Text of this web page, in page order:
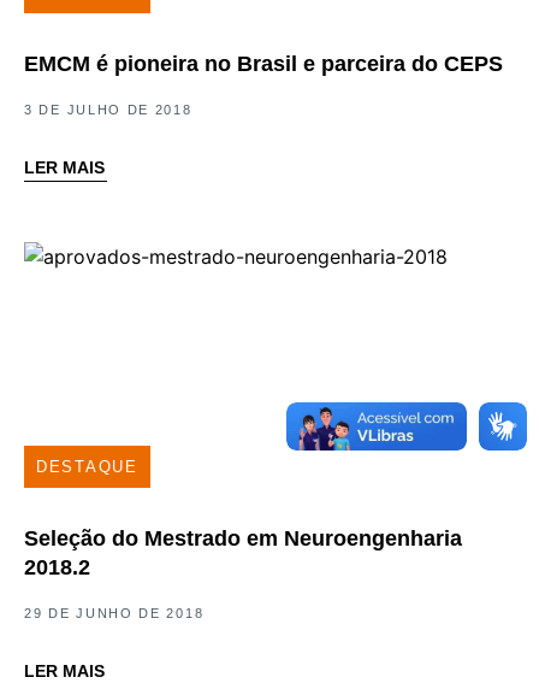
EMCM é pioneira no Brasil e parceira do CEPS
3 DE JULHO DE 2018
LER MAIS
DESTAQUE
Seleção do Mestrado em Neuroengenharia
2018.2
29 DE JUNHO DE 2018
LER MAIS